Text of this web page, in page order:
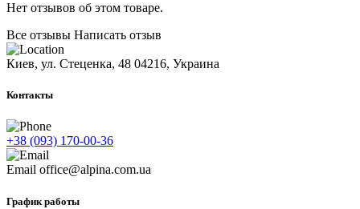
Нет отзывов об этом товаре.
Все отзывы Написать отзыв
Киев, ул. Стеценка, 48 04216, Украина
Контакты
+38 (093) 170-00-36
Email office@alpina.com.ua
График работы